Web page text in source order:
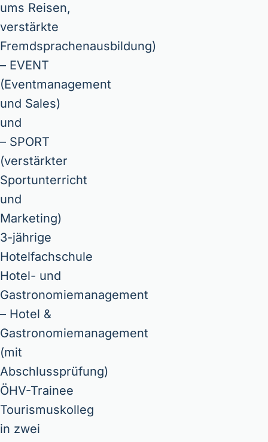
ums Reisen,
verstärkte
Fremdsprachenausbildung)
– EVENT
(Eventmanagement
und Sales)
und
– SPORT
(verstärkter
Sportunterricht
und
Marketing)
3-jährige
Hotelfachschule
Hotel- und
Gastronomiemanagement
– Hotel &
Gastronomiemanagement
(mit
Abschlussprüfung)
ÖHV-Trainee
Tourismuskolleg
in zwei